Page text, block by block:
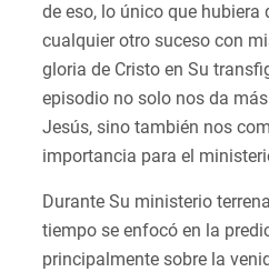
de eso, lo único que hubiera
cualquier otro suceso con
gloria de Cristo en Su
episodio no solo nos da
Jesús, sino también nos
importancia para el
Durante Su ministerio
tiempo se enfocó en la
principalmente sobre la